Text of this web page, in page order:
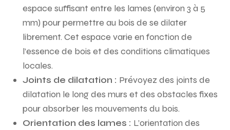
espace suffisant entre les lames (environ 3 à 5
mm) pour permettre au bois de se dilater
librement. Cet espace varie en fonction de
l’essence de bois et des conditions climatiques
locales.
Joints de dilatation : Prévoyez des joints de
dilatation le long des murs et des obstacles fixes
pour absorber les mouvements du bois.
Orientation des lames : L’orientation des